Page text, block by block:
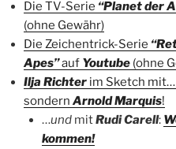
Die TV-Serie “Planet der
(ohne Gewähr)
Die Zeichentrick-Serie
Apes”auf Youtube (ohne
Ilja Richter im Sketch
sondern Arnold Marquis!
…und mitRudi Carell:
kommen!